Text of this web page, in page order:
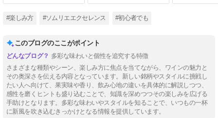
#楽しみ方 #ソムリエエクセレンス #初心者でも
このブログのここがポイント
多彩な味わいと個性を追究する特徴
さまざまな種類やシーン、楽しみ方に焦点を当てながら、ワインの魅力と
その奥深さを伝える内容となっています。新しい銘柄やスタイルに挑戦し
たい人へ向けて、果実味や香り、飲み心地の違いを具体的に解説しつつ、
感性を磨くヒントも盛り込むことで、知識を深めつつその楽しみを広げる
手助けとなります。多彩な味わいやスタイルを知ることで、いつもの一杯
に新風を吹き込むきっかけとなる情報を提供しています。